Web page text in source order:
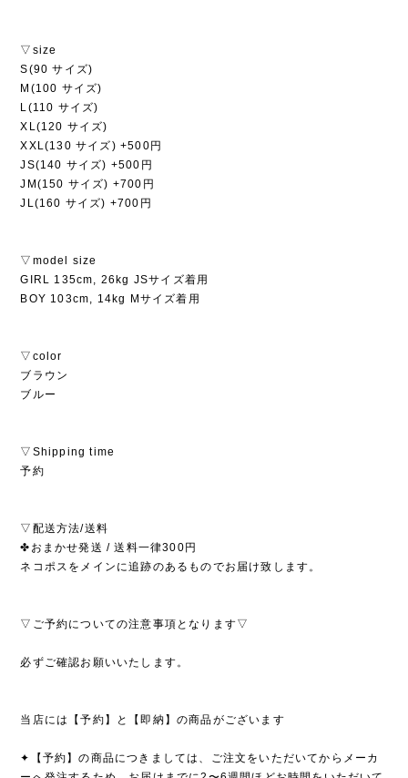
▽size
S(90 サイズ)
M(100 サイズ)
L(110 サイズ)
XL(120 サイズ)
XXL(130 サイズ) +500円
JS(140 サイズ) +500円
JM(150 サイズ) +700円
JL(160 サイズ) +700円
▽model size
GIRL 135cm, 26kg JSサイズ着用
BOY 103cm, 14kg Mサイズ着用
▽color
ブラウン
ブルー
▽Shipping time
予約
▽配送方法/送料
✤おまかせ発送 / 送料一律300円
ネコポスをメインに追跡のあるものでお届け致します。
▽ご予約についての注意事項となります▽
必ずご確認お願いいたします。
当店には【予約】と【即納】の商品がございます
✦【予約】の商品につきましては、ご注文をいただいてからメーカ